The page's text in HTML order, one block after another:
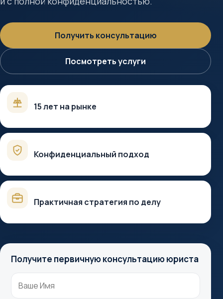
Получить консультацию
Посмотреть услуги
15 лет на рынке
Конфиденциальный подход
Практичная стратегия по делу
Получите первичную консультацию юриста